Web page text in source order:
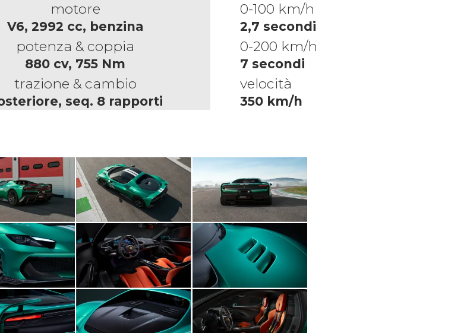
motore
V6, 2992 cc, benzina
potenza & coppia
880 cv, 755 Nm
trazione & cambio
seq. 8 rapporti
0-100 km/h
2,7 secondi
0-200 km/h
7 secondi
velocità
350 km/h